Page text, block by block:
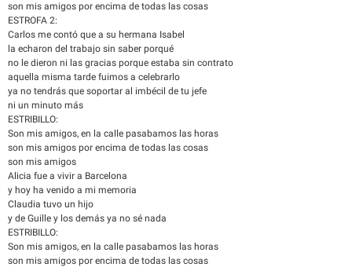
son mis amigos por encima de todas las cosas
ESTROFA 2:
Carlos me contó que a su hermana Isabel
la echaron del trabajo sin saber porqué
no le dieron ni las gracias porque estaba sin contrato
aquella misma tarde fuimos a celebrarlo
ya no tendrás que soportar al imbécil de tu jefe
ni un minuto más
ESTRIBILLO:
Son mis amigos, en la calle pasabamos las horas
son mis amigos por encima de todas las cosas
son mis amigos
Alicia fue a vivir a Barcelona
y hoy ha venido a mi memoria
Claudia tuvo un hijo
y de Guille y los demás ya no sé nada
ESTRIBILLO:
Son mis amigos, en la calle pasabamos las horas
son mis amigos por encima de todas las cosas